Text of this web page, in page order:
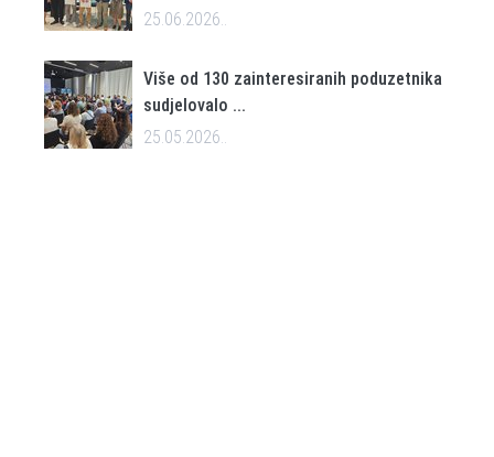
25.06.2026..
Više od 130 zainteresiranih poduzetnika
sudjelovalo ...
25.05.2026..